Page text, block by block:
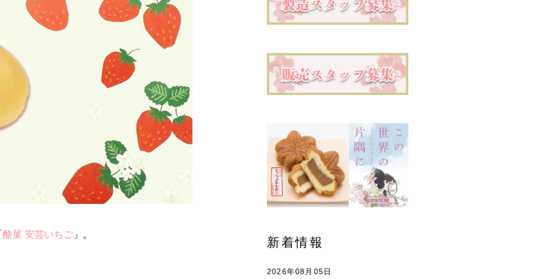
酪菓 安芸いちご 」。
新着情報
2026年08月05日